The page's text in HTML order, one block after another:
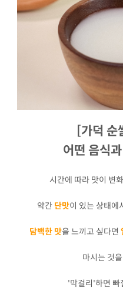
[가덕 순
어떤 음식
시간에 따라 맛이 변
약간 단맛이 있는 상태에
담백한 맛을 느끼고 싶다면
마시는 것
'막걸리'하면 빠